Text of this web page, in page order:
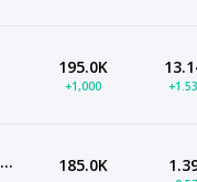
195.0K
+1,000
Школа Оксаны Авдеевой обучение методу нейрографика
185.0K